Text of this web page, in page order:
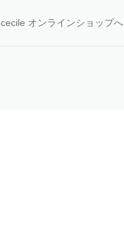
cecile オンラインショップへ